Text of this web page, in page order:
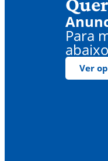
Para
abaixo
Ver